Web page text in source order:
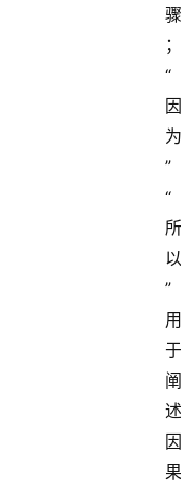
骤
；
“
因
为
”
“
所
以
”
用
于
阐
述
因
果